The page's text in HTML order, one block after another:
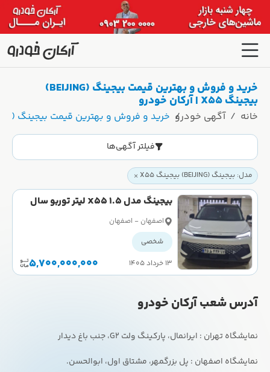
خرید و فروش و بهترین قیمت بیجینگ (BEIJING)
بیجینگ X55 | آرکان خودرو
خانه آگهی خودرو خرید و فروش و بهترین قیمت بیجینگ (BEIJING) بیجینگ X55 | آرکان خودرو
فیلتر آگهی‌ها
مدل: بیجینگ (BEIJING) بیجینگ X55
بیجینگ مدل X55 1.5 لیتر توربو سال
2024 کارکردهاصفهان - اصفهان
شخصی
۱۳ خرداد ۱۴۰۵
5,700,000,000
آدرس شعب آرکان خودرو
نمایشگاه اصفهان : پل بزرگمهر، مشتاق اول، ابوالحسن.